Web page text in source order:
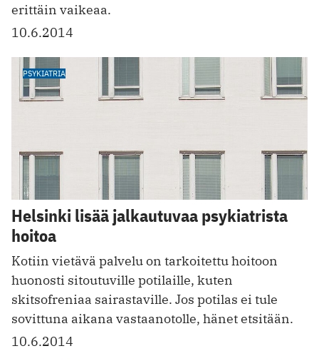
erittäin vaikeaa.
10.6.2014
PSYKIATRIA
Helsinki lisää jalkautuvaa psykiatrista
hoitoa
Kotiin vietävä palvelu on tarkoitettu hoitoon
huonosti sitoutuville potilaille, kuten
skitsofreniaa sairastaville. Jos potilas ei tule
sovittuna aikana vastaanotolle, hänet etsitään.
10.6.2014